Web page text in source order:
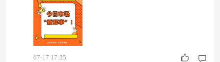
领跌，银行、煤炭、公用事业等低波动板块表现相
对占优，市场风格进一步向防御方向切换。 【下
跌因素分析】 今日市场继续回调，核心原因仍在
于前期科技赛道交易过度拥挤，以
07-17 17:35